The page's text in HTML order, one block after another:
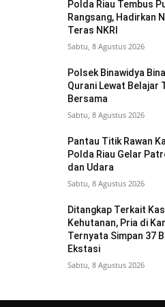
Polda Riau Tembus
Rangsang, Hadirkan
Teras NKRI
Sabtu, 8 Agustus 2026
Polsek Binawidya
Qurani Lewat Belajar
Bersama
Sabtu, 8 Agustus 2026
Pantau Titik Rawan
Polda Riau Gelar
dan Udara
Sabtu, 8 Agustus 2026
Ditangkap Terkait
Kehutanan, Pria di
Ternyata Simpan 37
Ekstasi
Sabtu, 8 Agustus 2026